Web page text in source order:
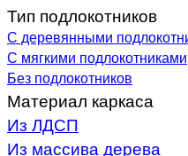
Тип подлокотников
С деревянными
С мягкими подлокотниками
Без подлокотников
Материал каркаса
Из ЛДСП
Из массива дерева